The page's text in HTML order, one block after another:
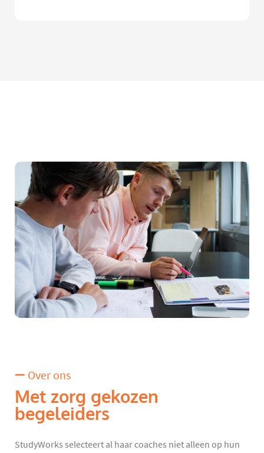
Over ons
Met zorg gekozen
begeleiders
StudyWorks selecteert al haar coaches niet alleen op hun